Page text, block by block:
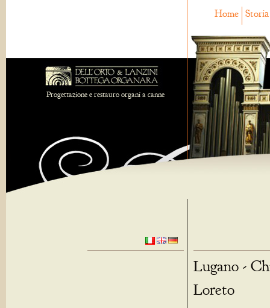
Home Storia
Progettazione e restauro organi a canne
Lugano -
Loreto